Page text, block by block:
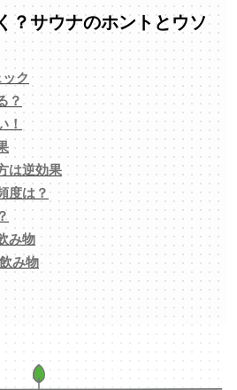
？サウナのホントとウソ
ク
？
！
は逆効果
度は？
み物
み物